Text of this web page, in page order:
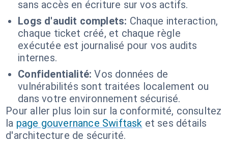
sans accès en écriture sur vos actifs.
Logs d'audit complets: Chaque interaction,
chaque ticket créé, et chaque règle
exécutée est journalisé pour vos audits
internes.
Confidentialité: Vos données de
vulnérabilités sont traitées localement ou
dans votre environnement sécurisé.
Pour aller plus loin sur la conformité, consultez
la page gouvernance Swiftask et ses détails
d'architecture de sécurité.